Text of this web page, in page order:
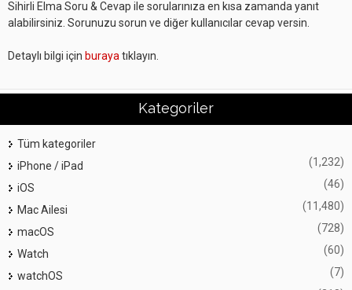
Sihirli Elma Soru & Cevap ile sorularınıza en kısa zamanda yanıt
alabilirsiniz. Sorunuzu sorun ve diğer kullanıcılar cevap versin.
Detaylı bilgi için buraya tıklayın.
Kategoriler
Tüm kategoriler
iPhone / iPad
(1,232)
iOS (46)
Mac Ailesi (11,480)
macOS (728)
Watch (60)
watchOS (7)